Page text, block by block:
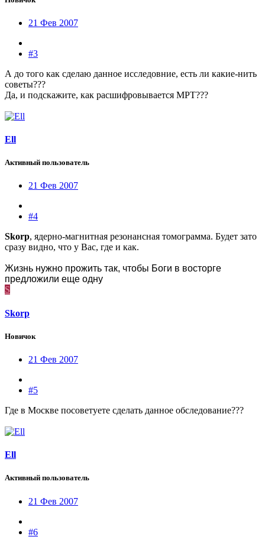
21 Фев 2007
#3
А до того как сделаю данное исследовние, есть ли какие-нить
советы???
Да, и подскажите, как расшифровывается МРТ???
Ell
Активный пользователь
21 Фев 2007
#4
Skorp, ядерно-магнитная резонансная томограмма. Будет зато
сразу видно, что у Вас, где и как.
Жизнь нужно прожить так, чтобы Боги в восторге
предложили еще одну
S
Skorp
Новичок
21 Фев 2007
#5
Где в Москве посоветуете сделать данное обследование???
Ell
Активный пользователь
21 Фев 2007
#6